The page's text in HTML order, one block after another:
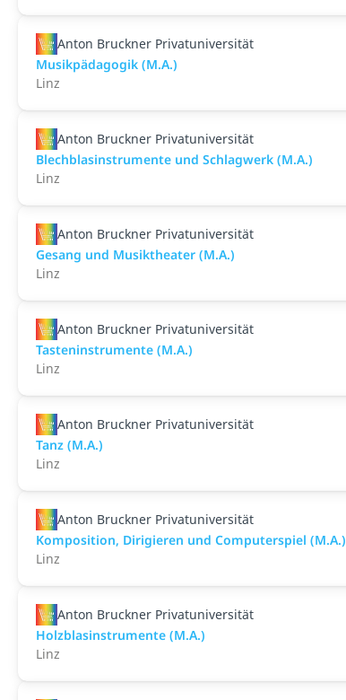
Anton Bruckner Privatuniversität
Musikpädagogik (M.A.)
Linz
Anton Bruckner Privatuniversität
Blechblasinstrumente und Schlagwerk (M.A.)
Linz
Anton Bruckner Privatuniversität
Gesang und Musiktheater (M.A.)
Linz
Anton Bruckner Privatuniversität
Tasteninstrumente (M.A.)
Linz
Anton Bruckner Privatuniversität
Tanz (M.A.)
Linz
Anton Bruckner Privatuniversität
Komposition, Dirigieren und Computerspiel (M.A.)
Linz
Anton Bruckner Privatuniversität
Holzblasinstrumente (M.A.)
Linz